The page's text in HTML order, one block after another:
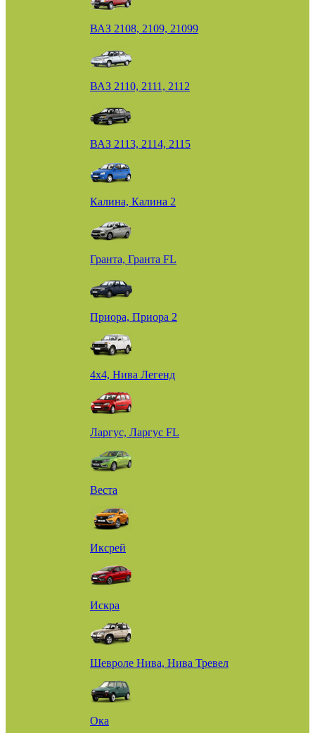
ВАЗ 2108, 2109, 21099
ВАЗ 2110, 2111, 2112
ВАЗ 2113, 2114, 2115
Калина, Калина 2
Гранта, Гранта FL
Приора, Приора 2
4х4, Нива Легенд
Ларгус, Ларгус FL
Веста
Иксрей
Искра
Шевроле Нива, Нива Тревел
Ока